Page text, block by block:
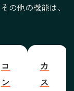
の他の機能は、
コ
ン
カ
ス